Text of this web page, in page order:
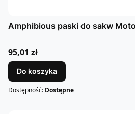
Amphibious paski do sakw
Cena
95,01 zł
Do koszyka
Dostępność: Dostępne